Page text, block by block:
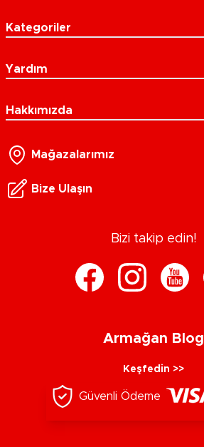
Kategoriler
Yardım
Hakkımızda
Mağazalarımız
Bize Ulaşın
Bizi takip edin!
Armağan Blog
Keşfedin >>
Güvenli Ödeme